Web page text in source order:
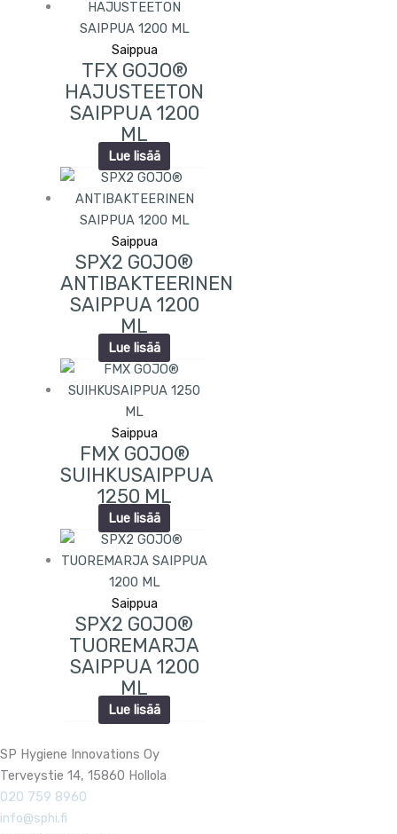
Saippua
TFX GOJO®
HAJUSTEETON
SAIPPUA 1200
ML
Lue lisää
Saippua
SPX2 GOJO®
ANTIBAKTEERINEN
SAIPPUA 1200
ML
Lue lisää
Saippua
FMX GOJO®
SUIHKUSAIPPUA
1250 ML
Lue lisää
Saippua
SPX2 GOJO®
TUOREMARJA
SAIPPUA 1200
ML
Lue lisää
SP Hygiene Innovations Oy
Terveystie 14, 15860 Hollola
020 759 8960
info@sphi.fi